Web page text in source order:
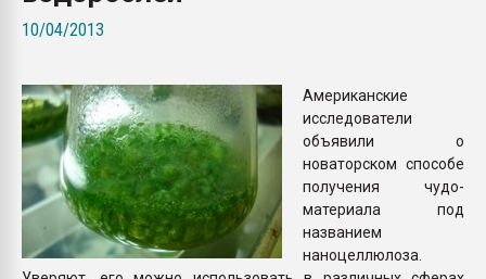
ПЕРЕЙТИ НА
10/04/2013
Американские
исследователи
объявили о
новаторском способе
получения чудо-
материала под
названием
наноцеллюлоза.